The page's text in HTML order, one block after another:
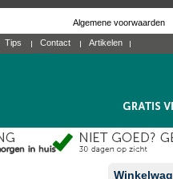
Algemene voorwaarden
Tips Contact Artikelen